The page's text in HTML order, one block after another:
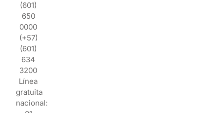
(601)
650
0000
(+57)
(601)
634
3200
Línea
gratuita
nacional: